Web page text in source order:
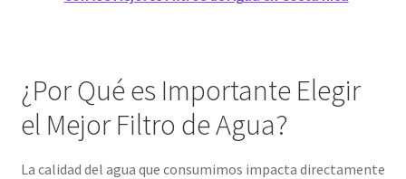
¿Por Qué es Importante Elegir
el Mejor Filtro de Agua?
La calidad del agua que consumimos impacta directamente